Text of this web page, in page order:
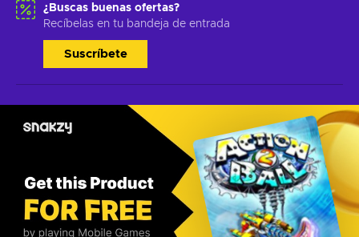
¿Buscas buenas ofertas?
Recíbelas en tu bandeja de entrada
Suscríbete